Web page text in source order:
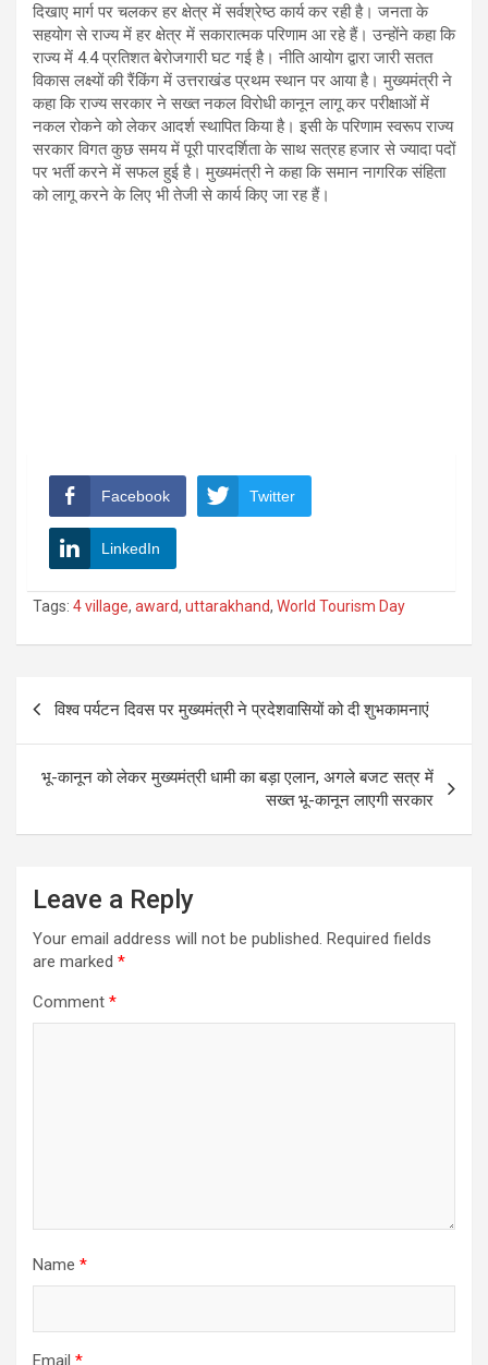
दिखाए मार्ग पर चलकर हर क्षेत्र में सर्वश्रेष्ठ कार्य कर रही है। जनता के
सहयोग से राज्य में हर क्षेत्र में सकारात्मक परिणाम आ रहे हैं। उन्होंने कहा कि
राज्य में 4.4 प्रतिशत बेरोजगारी घट गई है। नीति आयोग द्वारा जारी सतत
विकास लक्ष्यों की रैंकिंग में उत्तराखंड प्रथम स्थान पर आया है। मुख्यमंत्री ने
कहा कि राज्य सरकार ने सख्त नकल विरोधी कानून लागू कर परीक्षाओं में
नकल रोकने को लेकर आदर्श स्थापित किया है। इसी के परिणाम स्वरूप राज्य
सरकार विगत कुछ समय में पूरी पारदर्शिता के साथ सत्रह हजार से ज्यादा पदों
पर भर्ती करने में सफल हुई है। मुख्यमंत्री ने कहा कि समान नागरिक संहिता
को लागू करने के लिए भी तेजी से कार्य किए जा रह हैं।
Facebook Twitter
LinkedIn
Tags: 4 village, award, uttarakhand, World Tourism Day
विश्व पर्यटन दिवस पर मुख्यमंत्री ने प्रदेशवासियों को दी शुभकामनाएं
भू-कानून को लेकर मुख्यमंत्री धामी का बड़ा एलान, अगले बजट सत्र में
सख्त भू-कानून लाएगी सरकार
Leave a Reply
Your email address will not be published. Required fields
are marked *
Comment *
Name *
Email *